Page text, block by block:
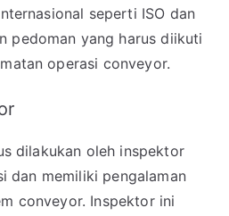
seperti ISO dan
pedoman yang harus diikuti
operasi conveyor.
dilakukan oleh inspektor
dan memiliki pengalaman
conveyor. Inspektor ini